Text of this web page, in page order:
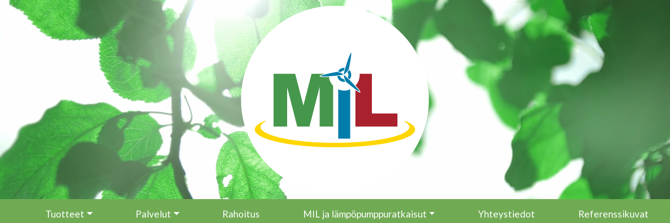
Hyppää pääsisältöön
Tuotteet Palvelut Rahoitus MIL ja lämpöpumppuratkaisut Yhteystiedot Referenssikuvat